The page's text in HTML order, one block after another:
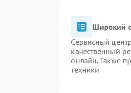
Широкий
Сервисный
качественный
онлайн. Также
техники